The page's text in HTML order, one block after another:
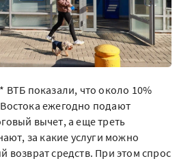
ВТБ показали, что около 10%
ежегодно подают
вычет, а еще треть
за какие услуги можно
возврат средств. При этом спрос